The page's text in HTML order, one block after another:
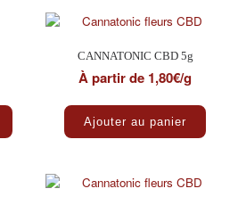
CANNATONIC CBD 5g
À partir de 1,80€/g
Ajouter au panier